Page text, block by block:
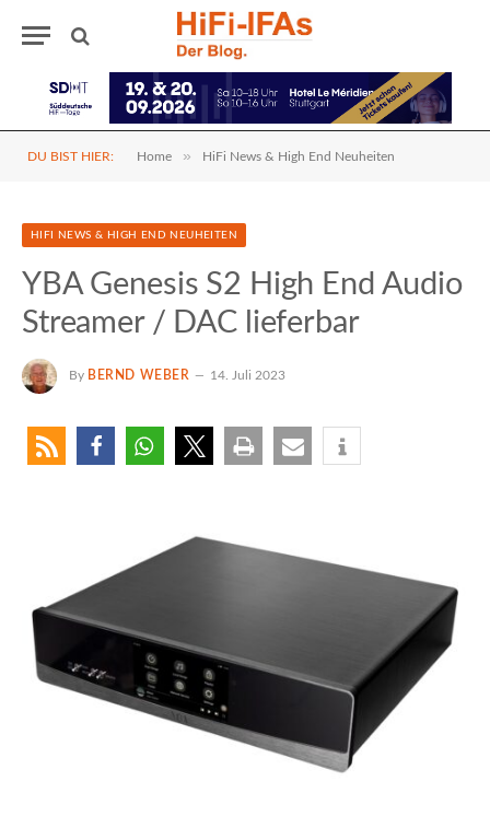
DU BIST HIER: Home » HiFi News & High End Neuheiten
HIFI NEWS & HIGH END NEUHEITEN
YBA Genesis S2 High End Audio
Streamer / DAC lieferbar
By BERND WEBER 14. Juli 2023